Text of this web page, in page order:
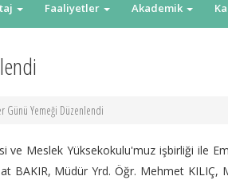
Faaliyetler Akademik
Günü Yemeği Düzenlendi
ve Meslek Yüksekokulu'muz işbirliği ile
BAKIR, Müdür Yrd. Öğr. Mehmet KILIÇ,